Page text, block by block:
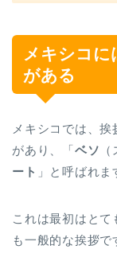
メキシコに
がある
メキシコでは、
があり、「ベソ
ート 」と呼ばれま
これは最初はと
も一般的な挨拶で